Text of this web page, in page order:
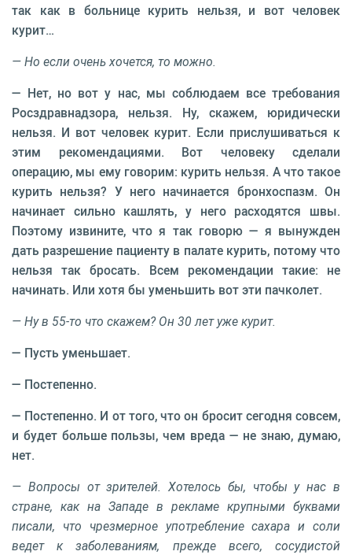
так как в больнице курить нельзя, и вот человек
курит…
— Но если очень хочется, то можно.
— Нет, но вот у нас, мы соблюдаем все требования
Росздравнадзора, нельзя. Ну, скажем, юридически
нельзя. И вот человек курит. Если прислушиваться к
этим рекомендациями. Вот человеку сделали
операцию, мы ему говорим: курить нельзя. А что такое
курить нельзя? У него начинается бронхоспазм. Он
начинает сильно кашлять, у него расходятся швы.
Поэтому извините, что я так говорю — я вынужден
дать разрешение пациенту в палате курить, потому что
нельзя так бросать. Всем рекомендации такие: не
начинать. Или хотя бы уменьшить вот эти пачколет.
— Ну в 55-то что скажем? Он 30 лет уже курит.
— Пусть уменьшает.
— Постепенно.
— Постепенно. И от того, что он бросит сегодня совсем,
и будет больше пользы, чем вреда — не знаю, думаю,
нет.
— Вопросы от зрителей. Хотелось бы, чтобы у нас в
стране, как на Западе в рекламе крупными буквами
писали, что чрезмерное употребление сахара и соли
ведет к заболеваниям, прежде всего, сосудистой